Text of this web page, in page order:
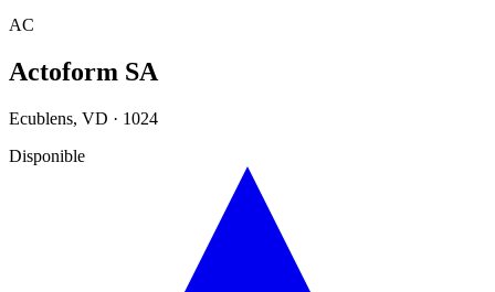
AC
Actoform SA
Ecublens, VD · 1024
Disponible